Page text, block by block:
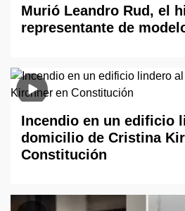
Murió Leandro Rud, el
representante de
Incendio en un edificio
domicilio de Cristina
Constitución